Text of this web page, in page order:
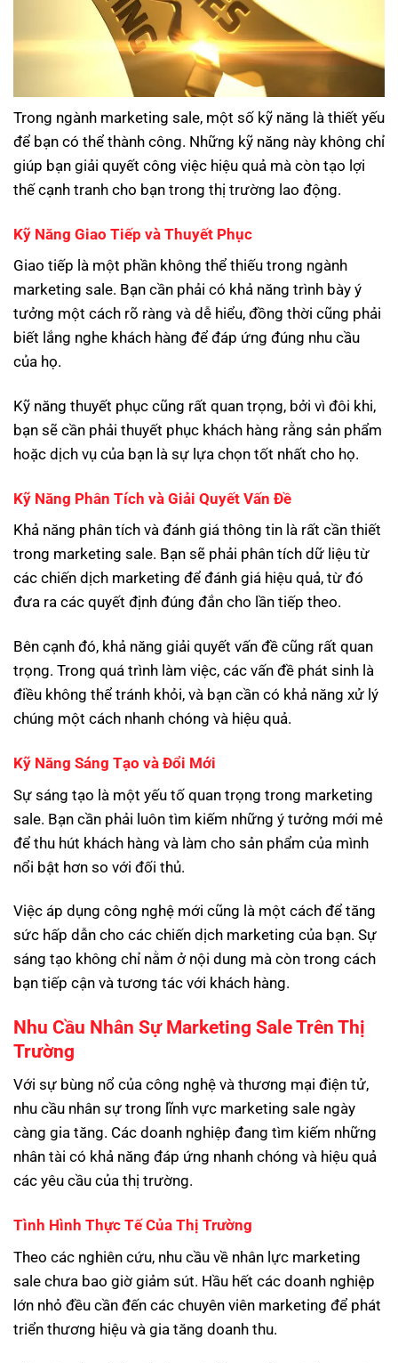
Trong ngành marketing sale, một số kỹ năng là thiết yếu
để bạn có thể thành công. Những kỹ năng này không chỉ
giúp bạn giải quyết công việc hiệu quả mà còn tạo lợi
thế cạnh tranh cho bạn trong thị trường lao động.
Kỹ Năng Giao Tiếp và Thuyết Phục
Giao tiếp là một phần không thể thiếu trong ngành
marketing sale. Bạn cần phải có khả năng trình bày ý
tưởng một cách rõ ràng và dễ hiểu, đồng thời cũng phải
biết lắng nghe khách hàng để đáp ứng đúng nhu cầu
của họ.
Kỹ năng thuyết phục cũng rất quan trọng, bởi vì đôi khi,
bạn sẽ cần phải thuyết phục khách hàng rằng sản phẩm
hoặc dịch vụ của bạn là sự lựa chọn tốt nhất cho họ.
Kỹ Năng Phân Tích và Giải Quyết Vấn Đề
Khả năng phân tích và đánh giá thông tin là rất cần thiết
trong marketing sale. Bạn sẽ phải phân tích dữ liệu từ
các chiến dịch marketing để đánh giá hiệu quả, từ đó
đưa ra các quyết định đúng đắn cho lần tiếp theo.
Bên cạnh đó, khả năng giải quyết vấn đề cũng rất quan
trọng. Trong quá trình làm việc, các vấn đề phát sinh là
điều không thể tránh khỏi, và bạn cần có khả năng xử lý
chúng một cách nhanh chóng và hiệu quả.
Kỹ Năng Sáng Tạo và Đổi Mới
Sự sáng tạo là một yếu tố quan trọng trong marketing
sale. Bạn cần phải luôn tìm kiếm những ý tưởng mới mẻ
để thu hút khách hàng và làm cho sản phẩm của mình
nổi bật hơn so với đối thủ.
Việc áp dụng công nghệ mới cũng là một cách để tăng
sức hấp dẫn cho các chiến dịch marketing của bạn. Sự
sáng tạo không chỉ nằm ở nội dung mà còn trong cách
bạn tiếp cận và tương tác với khách hàng.
Nhu Cầu Nhân Sự Marketing Sale Trên Thị
Trường
Với sự bùng nổ của công nghệ và thương mại điện tử,
nhu cầu nhân sự trong lĩnh vực marketing sale ngày
càng gia tăng. Các doanh nghiệp đang tìm kiếm những
nhân tài có khả năng đáp ứng nhanh chóng và hiệu quả
các yêu cầu của thị trường.
Tình Hình Thực Tế Của Thị Trường
Theo các nghiên cứu, nhu cầu về nhân lực marketing
sale chưa bao giờ giảm sút. Hầu hết các doanh nghiệp
lớn nhỏ đều cần đến các chuyên viên marketing để phát
triển thương hiệu và gia tăng doanh thu.